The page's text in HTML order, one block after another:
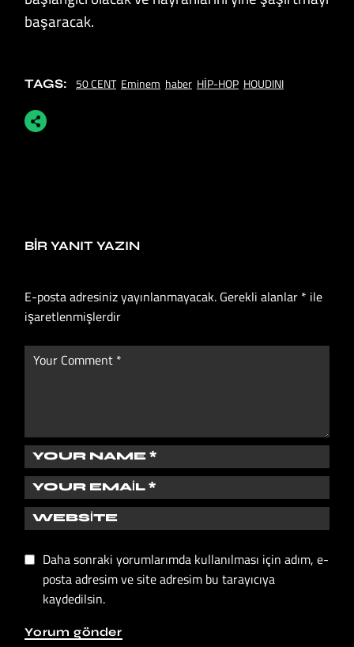
başaracak.
TAGS: 50 CENT Eminem haber HİP-HOP HOUDINI
BIR YANIT YAZIN
E-posta adresiniz yayınlanmayacak. Gerekli alanlar * ile
işaretlenmişlerdir
Daha sonraki yorumlarımda kullanılması için adım, e-
posta adresim ve site adresim bu tarayıcıya
kaydedilsin.
Yorum gönder